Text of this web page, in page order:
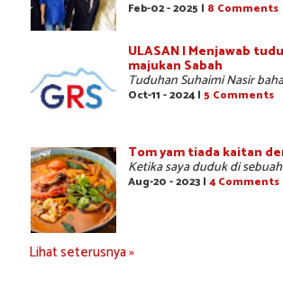
Feb-02 - 2025 | 8 Comments
ULASAN | Menjawab
majukan Sabah
Tuduhan Suhaimi Nasir
Oct-11 - 2024 | 5 Comments
Tom yam tiada kaitan
Ketika saya duduk di
Aug-20 - 2023 | 4 Comments
Lihat seterusnya »